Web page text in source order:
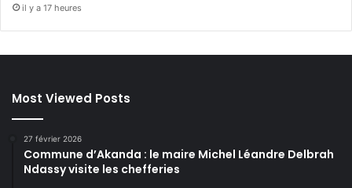
il y a 17 heures
Most Viewed Posts
27 février 2026
Commune d’Akanda : le maire Michel Léandre Delbrah
Ndassy visite les chefferies